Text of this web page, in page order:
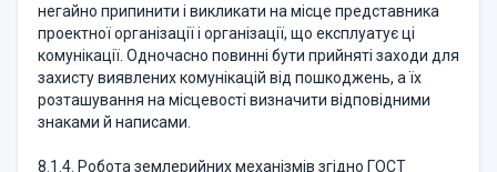
негайно припинити і викликати на місце представника
проектної організації і організації, що експлуатує ці
комунікації. Одночасно повинні бути прийняті заходи для
захисту виявлених комунікацій від пошкоджень, а їх
розташування на місцевості визначити відповідними
знаками й написами.
8.1.4. Робота землерийних механізмів згідно ГОСТ